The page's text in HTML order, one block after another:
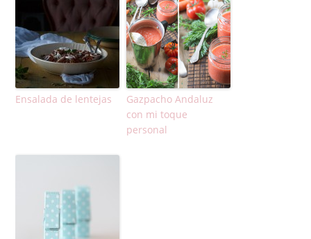
Ensalada de lentejas
Gazpacho Andaluz
con mi toque
personal